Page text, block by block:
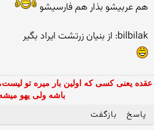
هم عربیشو بذار هم فارسیشو
bilbilak: از بنیان زرتشت ایراد بگیر
عقده یعنی کسی که اولین بار میره تو
باشه ولی یهو
پاسخ بازگفت